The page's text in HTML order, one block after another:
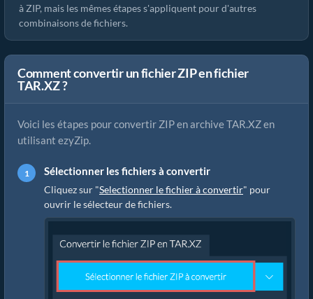
à ZIP, mais les mêmes étapes s'appliquent pour d'autres
combinaisons de fichiers.
Comment convertir un fichier ZIP en fichier
TAR.XZ ?
Voici les étapes pour convertir ZIP en archive TAR.XZ en
utilisant ezyZip.
Sélectionner les fichiers à convertir
Cliquez sur "Selectionner le fichier à convertir" pour
ouvrir le sélecteur de fichiers.